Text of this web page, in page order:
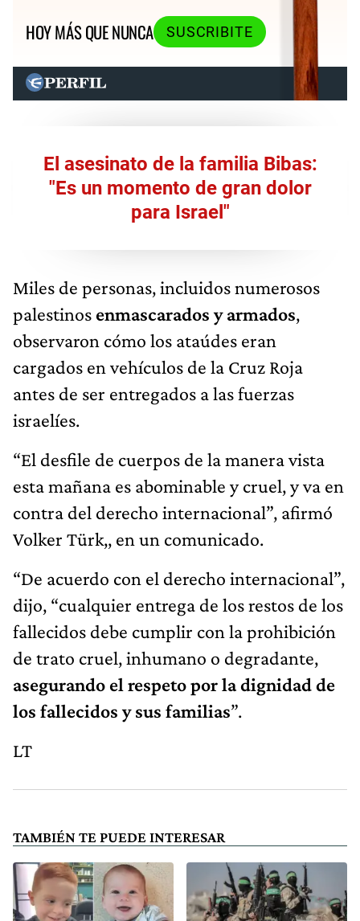
HOY MÁS QUE NUNCA
SUSCRIBITE
El asesinato de la familia Bibas:
"Es un momento de gran dolor
para Israel"
Miles de personas, incluidos numerosos
palestinos enmascarados y armados,
observaron cómo los ataúdes eran
cargados en vehículos de la Cruz Roja
antes de ser entregados a las fuerzas
israelíes.
“El desfile de cuerpos de la manera vista
esta mañana es abominable y cruel, y va en
contra del derecho internacional”, afirmó
Volker Türk,, en un comunicado.
“De acuerdo con el derecho internacional”,
dijo, “cualquier entrega de los restos de los
fallecidos debe cumplir con la prohibición
de trato cruel, inhumano o degradante,
asegurando el respeto por la dignidad de
los fallecidos y sus familias”.
LT
TAMBIÉN TE PUEDE INTERESAR